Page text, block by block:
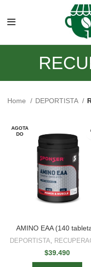
Home DEPORTISTA
AGOTA
DO
AMINO EAA (140
DEPORTISTA,
$39.490